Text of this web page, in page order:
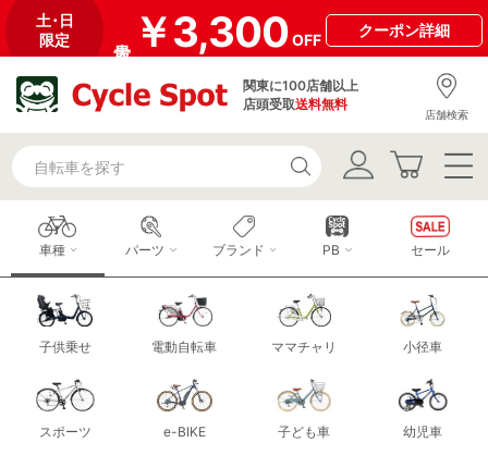
土･日
限定
￥3,300OFF
クーポン詳細
関東に100店舗以上
店頭受取送料無料
店舗検索
車種
子供乗せ 電動自転車 ママチャリ 小径車
スポーツ e-BIKE 子ども車 幼児車
パーツ ブランド PB セール